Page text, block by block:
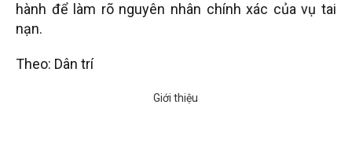
hành để làm rõ nguyên nhân chính xác của vụ tai
nạn.
Theo: Dân trí